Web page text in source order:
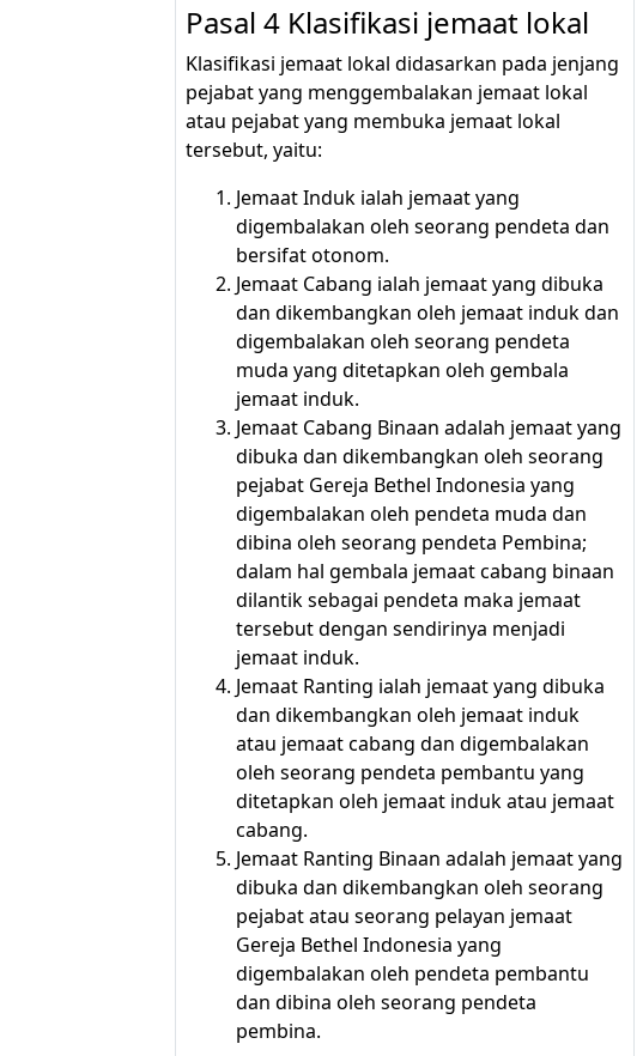
Pasal 4 Klasifikasi jemaat lokal
Klasifikasi jemaat lokal didasarkan pada jenjang
pejabat yang menggembalakan jemaat lokal
atau pejabat yang membuka jemaat lokal
tersebut, yaitu:
Jemaat Induk ialah jemaat yang
digembalakan oleh seorang pendeta dan
bersifat otonom.
Jemaat Cabang ialah jemaat yang dibuka
dan dikembangkan oleh jemaat induk dan
digembalakan oleh seorang pendeta
muda yang ditetapkan oleh gembala
jemaat induk.
Jemaat Cabang Binaan adalah jemaat yang
dibuka dan dikembangkan oleh seorang
pejabat Gereja Bethel Indonesia yang
digembalakan oleh pendeta muda dan
dibina oleh seorang pendeta Pembina;
dalam hal gembala jemaat cabang binaan
dilantik sebagai pendeta maka jemaat
tersebut dengan sendirinya menjadi
jemaat induk.
Jemaat Ranting ialah jemaat yang dibuka
dan dikembangkan oleh jemaat induk
atau jemaat cabang dan digembalakan
oleh seorang pendeta pembantu yang
ditetapkan oleh jemaat induk atau jemaat
cabang.
Jemaat Ranting Binaan adalah jemaat yang
dibuka dan dikembangkan oleh seorang
pejabat atau seorang pelayan jemaat
Gereja Bethel Indonesia yang
digembalakan oleh pendeta pembantu
dan dibina oleh seorang pendeta
pembina.